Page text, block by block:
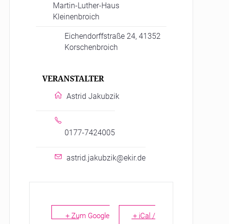
Martin-Luther-Haus
Kleinenbroich
Eichendorffstraße 24, 41352
Korschenbroich
VERANSTALTER
Astrid Jakubzik
0177-7424005
astrid.jakubzik@ekir.de
+ Zum Google
+ iCal /